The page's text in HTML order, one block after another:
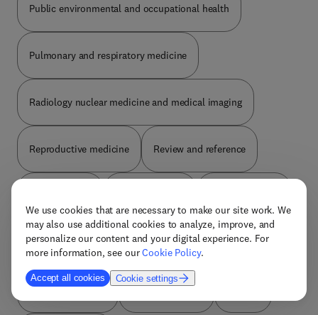
We use cookies that are necessary to make our site work. We
may also use additional cookies to analyze, improve, and
personalize our content and your digital experience. For
more information, see ourCookie Policy.
Accept all cookies Cookie settings
Public environmental and occupational health
Pulmonary and respiratory medicine
Radiology nuclear medicine and medical imaging
Reproductive medicine Review and reference
Substance abuse Surgery Thoracic surgery
Tropical medicine Ultrasonography